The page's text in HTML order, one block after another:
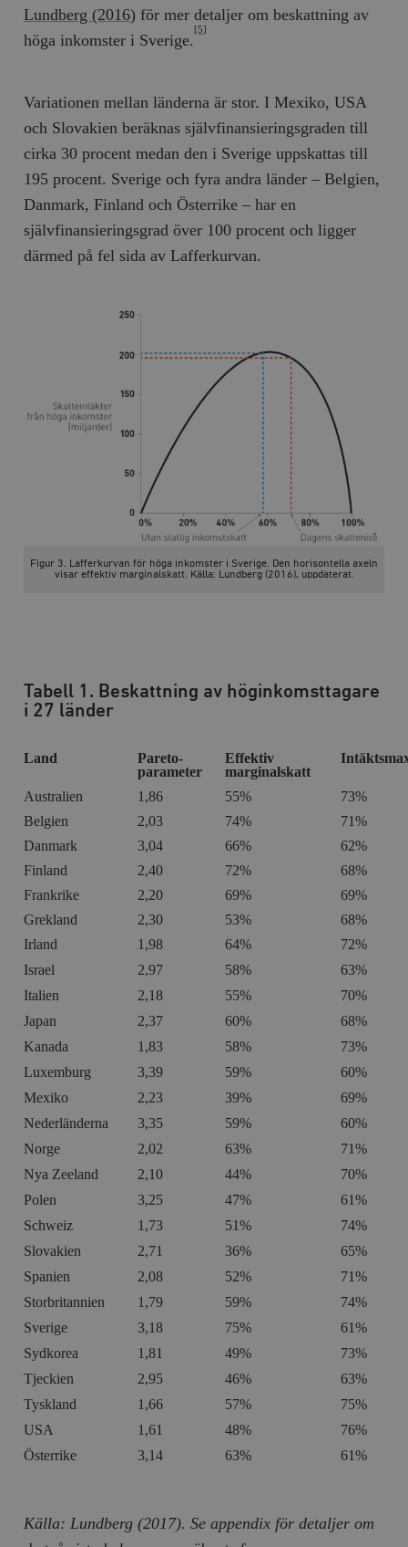
Lundberg (2016) för mer detaljer om beskattning av
höga inkomster i Sverige.
[5]
Variationen mellan länderna är stor. I Mexiko, USA
och Slovakien beräknas självfinansieringsgraden till
cirka 30 procent medan den i Sverige uppskattas till
195 procent. Sverige och fyra andra länder – Belgien,
Danmark, Finland och Österrike – har en
självfinansieringsgrad över 100 procent och ligger
därmed på fel sida av Lafferkurvan.
Figur 3. Lafferkurvan för höga inkomster i Sverige. Den horisontella axeln
visar effektiv marginalskatt. Källa: Lundberg (2016), uppdaterat.
Tabell 1. Beskattning av höginkomsttagare
i 27 länder
Land
Pareto-
parameter
Effektiv
marginalskatt
Australien 1,86 55%
73%
Belgien
2,03 74%
71%
Danmark
3,04 66%
62%
Finland
2,40 72%
68%
Frankrike
2,20 69%
69%
Grekland
2,30 53%
68%
Irland
1,98 64%
72%
Israel
2,97 58%
63%
Italien
2,18 55%
70%
Japan
2,37 60%
68%
Kanada
1,83 58%
73%
Luxemburg
3,39 59%
60%
Mexiko
2,23 39%
69%
Nederländerna
3,35 59%
60%
Norge
2,02 63%
71%
Nya Zeeland
2,10 44%
70%
Polen
3,25 47%
61%
Schweiz
1,73 51%
74%
Slovakien
2,71 36%
65%
Spanien
2,08 52%
71%
Storbritannien
1,79 59%
74%
Sverige
3,18 75%
61%
Sydkorea
1,81 49%
73%
Tjeckien
2,95 46%
63%
Tyskland
1,66 57%
75%
USA
1,61 48%
76%
Österrike
3,14 63% 61%
Källa: Lundberg (2017). Se appendix för detaljer om